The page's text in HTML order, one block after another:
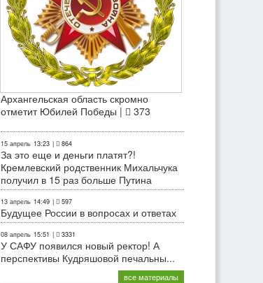
Архангельская область скромно
отметит Юбилей Победы |
373
15 апрель 13:23 | 864
За это еще и деньги платят?!
Кремлевский родственник Михальчука
получил в 15 раз больше Путина
13 апрель 14:49 | 597
Будущее России в вопросах и ответах
08 апрель 15:51 | 3331
У САФУ появился новый ректор! А
перспективы Кудряшовой печальны...
все материалы